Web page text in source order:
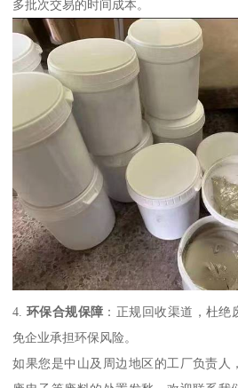
多批次交易的时间成本。
4. 环保合规保障 ：正规回收渠道，杜
免企业承担环保风险。
如果您是中山及周边地区的工厂负责人